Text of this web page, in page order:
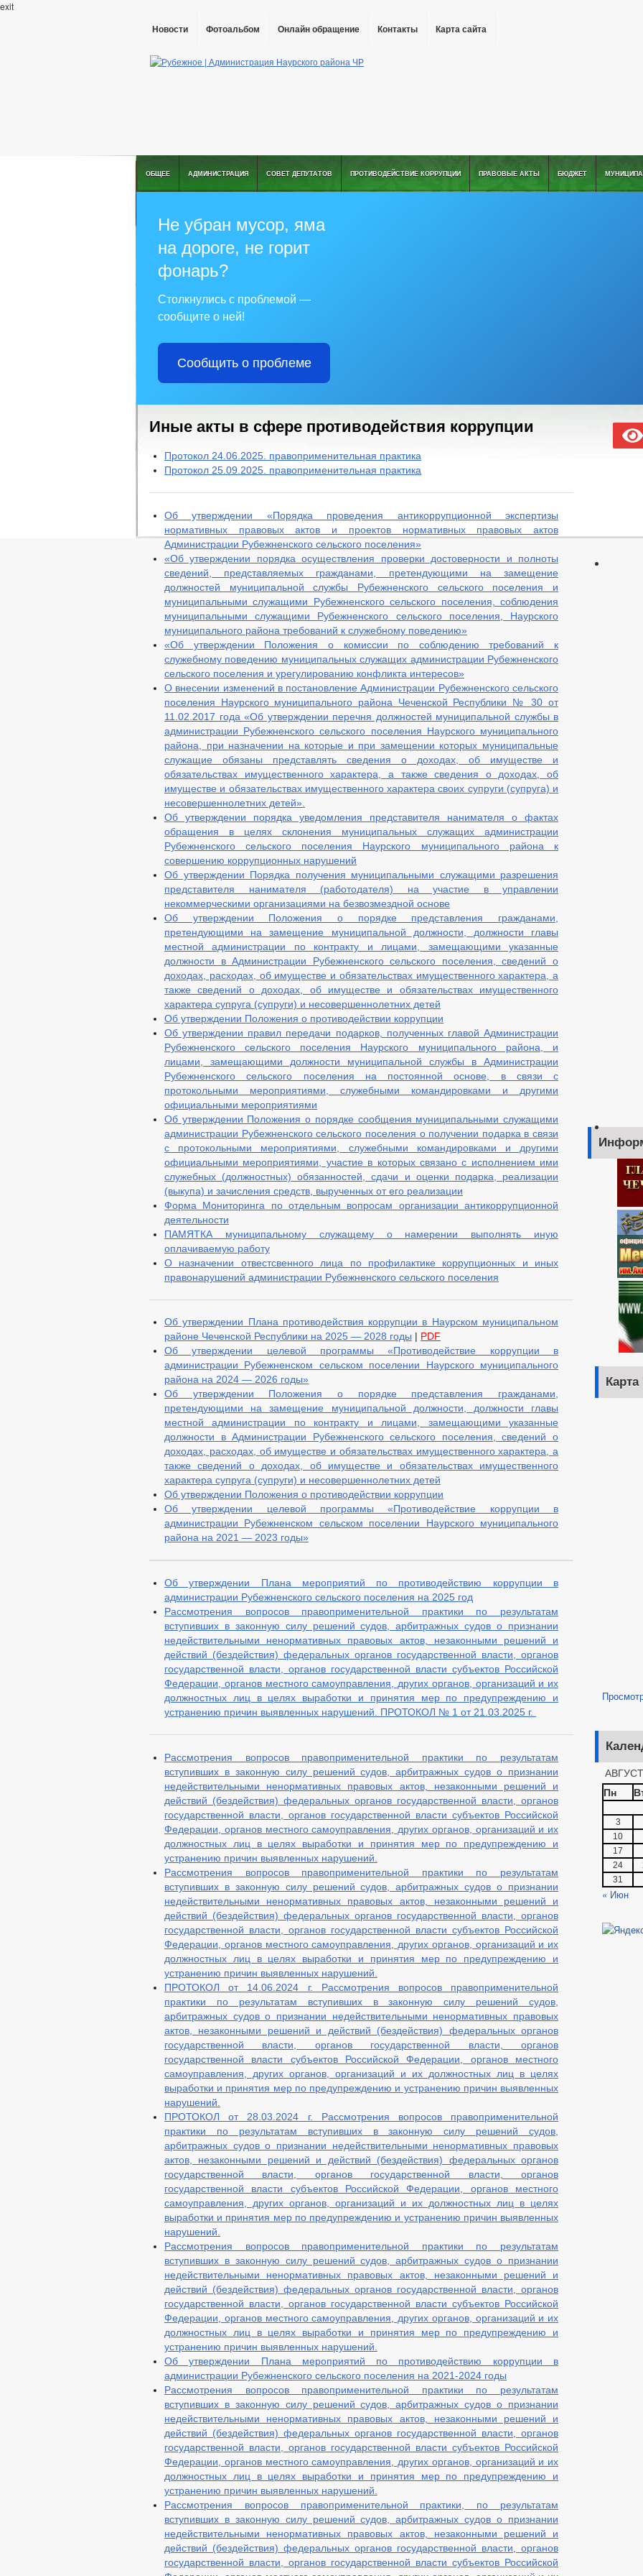
exit
Новости Фотоальбом Онлайн обращение Контакты Карта сайта
ОБЩЕЕ АДМИНИСТРАЦИЯ СОВЕТ ДЕПУТАТОВ ПРОТИВОДЕЙСТВИЕ КОРРУПЦИИ ПРАВОВЫЕ АКТЫ БЮДЖЕТ
Не убран мусор, яма
на дороге, не горит
фонарь?
Столкнулись с проблемой —
сообщите о ней!
Сообщить о проблеме
Иные акты в сфере противодействия коррупции
Протокол 24.06.2025. правоприменительная практика
Протокол 25.09.2025. правоприменительная практика
Об утверждении «Порядка проведения антикоррупционной экспертизы
нормативных правовых актов и проектов нормативных правовых актов
Администрации Рубежненского сельского поселения»
«Об утверждении порядка осуществления проверки достоверности и полноты
сведений, представляемых гражданами, претендующими на замещение
должностей муниципальной службы Рубежненского сельского поселения и
муниципальными служащими Рубежненского сельского поселения, соблюдения
муниципальными служащими Рубежненского сельского поселения, Наурского
муниципального района требований к служебному поведению»
«Об утверждении Положения о комиссии по соблюдению требований к
служебному поведению муниципальных служащих администрации Рубежненского
сельского поселения и урегулированию конфликта интересов»
О внесении изменений в постановление Администрации Рубежненского сельского
поселения Наурского муниципального района Чеченской Республики № 30 от
11.02.2017 года «Об утверждении перечня должностей муниципальной службы в
администрации Рубежненского сельского поселения Наурского муниципального
района, при назначении на которые и при замещении которых муниципальные
служащие обязаны представлять сведения о доходах, об имуществе и
обязательствах имущественного характера, а также сведения о доходах, об
имуществе и обязательствах имущественного характера своих супруги (супруга) и
несовершеннолетних детей».
Об утверждении порядка уведомления представителя нанимателя о фактах
обращения в целях склонения муниципальных служащих администрации
Рубежненского сельского поселения Наурского муниципального района к
совершению коррупционных нарушений
Об утверждении Порядка получения муниципальными служащими разрешения
представителя нанимателя (работодателя) на участие в управлении
некоммерческими организациями на безвозмездной основе
Об утверждении Положения о порядке представления гражданами,
претендующими на замещение муниципальной должности, должности главы
местной администрации по контракту и лицами, замещающими указанные
должности в Администрации Рубежненского сельского поселения, сведений о
доходах, расходах, об имуществе и обязательствах имущественного характера, а
также сведений о доходах, об имуществе и обязательствах имущественного
характера супруга (супруги) и несовершеннолетних детей
Об утверждении Положения о противодействии коррупции
Об утверждении правил передачи подарков, полученных главой Администрации
Рубежненского сельского поселения Наурского муниципального района, и
лицами, замещающими должности муниципальной службы в Администрации
Рубежненского сельского поселения на постоянной основе, в связи с
протокольными мероприятиями, служебными командировками и другими
официальными мероприятиями
Об утверждении Положения о порядке сообщения муниципальными служащими
администрации Рубежненского сельского поселения о получении подарка в связи
с протокольными мероприятиями, служебными командировками и другими
официальными мероприятиями, участие в которых связано с исполнением ими
служебных (должностных) обязанностей, сдачи и оценки подарка, реализации
(выкупа) и зачисления средств, вырученных от его реализации
Форма Мониторинга по отдельным вопросам организации антикоррупционной
деятельности
ПАМЯТКА муниципальному служащему о намерении выполнять иную
оплачиваемую работу
О назначении отвестсвенного лица по профилактике коррупционных и иных
правонарушений администрации Рубежненского сельского поселения
Об утверждении Плана противодействия коррупции в Наурском муниципальном
районе Чеченской Республики на 2025 — 2028 годы | PDF
Об утверждении целевой программы «Противодействие коррупции в
администрации Рубежненском сельском поселении Наурского муниципального
района на 2024 — 2026 годы»
Об утверждении Положения о порядке представления гражданами,
претендующими на замещение муниципальной должности, должности главы
местной администрации по контракту и лицами, замещающими указанные
должности в Администрации Рубежненского сельского поселения, сведений о
доходах, расходах, об имуществе и обязательствах имущественного характера, а
также сведений о доходах, об имуществе и обязательствах имущественного
характера супруга (супруги) и несовершеннолетних детей
Об утверждении Положения о противодействии коррупции
Об утверждении целевой программы «Противодействие коррупции в
администрации Рубежненском сельском поселении Наурского муниципального
района на 2021 — 2023 годы»
Об утверждении Плана мероприятий по противодействию коррупции в
администрации Рубежненского сельского поселения на 2025 год
Рассмотрения вопросов правоприменительной практики по результатам
вступивших в законную силу решений судов, арбитражных судов о признании
недействительными ненормативных правовых актов, незаконными решений и
действий (бездействия) федеральных органов государственной власти, органов
государственной власти, органов государственной власти субъектов Российской
Федерации, органов местного самоуправления, других органов, организаций и их
должностных лиц в целях выработки и принятия мер по предупреждению и
устранению причин выявленных нарушений. ПРОТОКОЛ № 1 от 21.03.2025 г.
Рассмотрения вопросов правоприменительной практики по результатам
вступивших в законную силу решений судов, арбитражных судов о признании
недействительными ненормативных правовых актов, незаконными решений и
действий (бездействия) федеральных органов государственной власти, органов
государственной власти, органов государственной власти субъектов Российской
Федерации, органов местного самоуправления, других органов, организаций и их
должностных лиц в целях выработки и принятия мер по предупреждению и
устранению причин выявленных нарушений.
Рассмотрения вопросов правоприменительной практики по результатам
вступивших в законную силу решений судов, арбитражных судов о признании
недействительными ненормативных правовых актов, незаконными решений и
действий (бездействия) федеральных органов государственной власти, органов
государственной власти, органов государственной власти субъектов Российской
Федерации, органов местного самоуправления, других органов, организаций и их
должностных лиц в целях выработки и принятия мер по предупреждению и
устранению причин выявленных нарушений.
ПРОТОКОЛ от 14.06.2024 г. Рассмотрения вопросов правоприменительной
практики по результатам вступивших в законную силу решений судов,
арбитражных судов о признании недействительными ненормативных правовых
актов, незаконными решений и действий (бездействия) федеральных органов
государственной власти, органов государственной власти, органов
государственной власти субъектов Российской Федерации, органов местного
самоуправления, других органов, организаций и их должностных лиц в целях
выработки и принятия мер по предупреждению и устранению причин выявленных
нарушений.
ПРОТОКОЛ от 28.03.2024 г. Рассмотрения вопросов правоприменительной
практики по результатам вступивших в законную силу решений судов,
арбитражных судов о признании недействительными ненормативных правовых
актов, незаконными решений и действий (бездействия) федеральных органов
государственной власти, органов государственной власти, органов
государственной власти субъектов Российской Федерации, органов местного
самоуправления, других органов, организаций и их должностных лиц в целях
выработки и принятия мер по предупреждению и устранению причин выявленных
нарушений.
Рассмотрения вопросов правоприменительной практики по результатам
вступивших в законную силу решений судов, арбитражных судов о признании
недействительными ненормативных правовых актов, незаконными решений и
действий (бездействия) федеральных органов государственной власти, органов
государственной власти, органов государственной власти субъектов Российской
Федерации, органов местного самоуправления, других органов, организаций и их
должностных лиц в целях выработки и принятия мер по предупреждению и
устранению причин выявленных нарушений.
Об утверждении Плана мероприятий по противодействию коррупции в
администрации Рубежненского сельского поселения на 2021-2024 годы
Рассмотрения вопросов правоприменительной практики по результатам
вступивших в законную силу решений судов, арбитражных судов о признании
недействительными ненормативных правовых актов, незаконными решений и
действий (бездействия) федеральных органов государственной власти, органов
государственной власти, органов государственной власти субъектов Российской
Федерации, органов местного самоуправления, других органов, организаций и их
должностных лиц в целях выработки и принятия мер по предупреждению и
устранению причин выявленных нарушений.
Рассмотрения вопросов правоприменительной практики, по результатам
вступивших в законную силу решений судов, арбитражных судов о признании
недействительными ненормативных правовых актов, незаконными решений и
действий (бездействия) федеральных органов государственной власти, органов
государственной власти, органов государственной власти субъектов Российской
Пн
3
10
17
24
31
« Июн